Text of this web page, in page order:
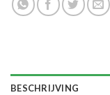
BESCHRIJVING